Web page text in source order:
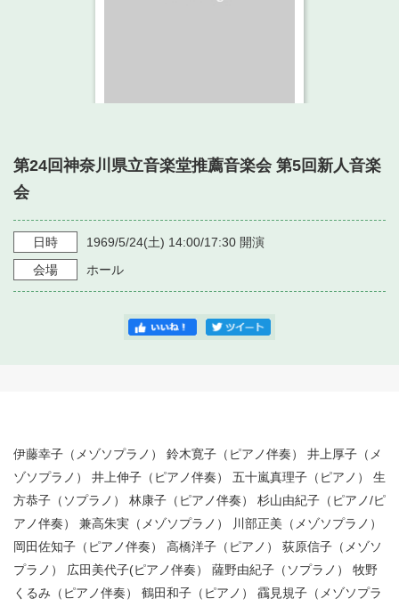
・ フロアマップ
・ 空き状況
・ 利用料金
・ フロアマップ
・ 芸術参与
神奈川県立音楽堂
SNS
第24回神奈川県立音楽堂推薦音楽会 第5回新人音楽
会
日時 1969/5/24(土) 14:00/17:30 開演
会場
ホール
伊藤幸子（メゾソプラノ） 鈴木寛子（ピアノ伴奏） 井上厚子（メ
ゾソプラノ） 井上伸子（ピアノ伴奏） 五十嵐真理子（ピアノ） 生
方恭子（ソプラノ） 林康子（ピアノ伴奏） 杉山由紀子（ピアノ/ピ
アノ伴奏） 兼高朱実（メゾソプラノ） 川部正美（メゾソプラノ）
岡田佐知子（ピアノ伴奏） 高橋洋子（ピアノ） 荻原信子（メゾソ
プラノ） 広田美代子(ピアノ伴奏） 薩野由紀子（ソプラノ） 牧野
くるみ（ピアノ伴奏） 鶴田和子（ピアノ） 靍見規子（メゾソプラ